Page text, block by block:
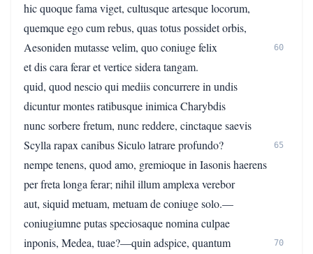
hic quoque fama viget, cultusque artesque locorum,
quemque ego cum rebus, quas totus possidet orbis,
Aesoniden mutasse velim, quo coniuge felix
60
et dis cara ferar et vertice sidera tangam.
quid, quod nescio qui mediis concurrere in undis
dicuntur montes ratibusque inimica Charybdis
nunc sorbere fretum, nunc reddere, cinctaque saevis
Scylla rapax canibus Siculo latrare profundo?
65
nempe tenens, quod amo, gremioque in Iasonis haerens
per freta longa ferar; nihil illum amplexa verebor
aut, siquid metuam, metuam de coniuge solo.—
coniugiumne putas speciosaque nomina culpae
inponis, Medea, tuae?—quin adspice, quantum
70